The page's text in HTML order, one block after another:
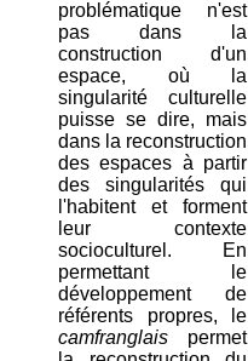
problématique n'est
pas dans la
construction d'un
espace, où la
singularité culturelle
puisse se dire, mais
dans la reconstruction
des espaces à partir
des singularités qui
l'habitent et forment
leur contexte
socioculturel. En
permettant le
développement de
référents propres, le
camfranglais permet